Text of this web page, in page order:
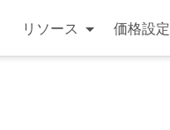
リソース 価格設定